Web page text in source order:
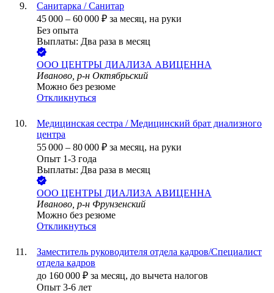
Санитарка / Санитар
45 000 – 60 000 ₽ за месяц, на руки
Без опыта
Выплаты: Два раза в месяц
ООО ЦЕНТРЫ ДИАЛИЗА АВИЦЕННА
Иваново, р-н Октябрьский
Можно без резюме
Откликнуться
Медицинская сестра / Медицинский брат диализного
центра
55 000 – 80 000 ₽ за месяц, на руки
Опыт 1-3 года
Выплаты: Два раза в месяц
ООО ЦЕНТРЫ ДИАЛИЗА АВИЦЕННА
Иваново, р-н Фрунзенский
Можно без резюме
Откликнуться
Заместитель руководителя отдела кадров/Специалист
отдела кадров
до 160 000 ₽ за месяц, до вычета налогов
Опыт 3-6 лет